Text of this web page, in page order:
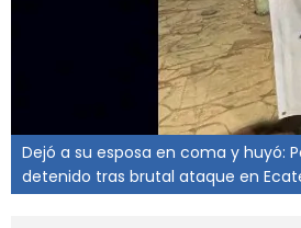
Dejó a su esposa en coma y huyó:
detenido tras brutal ataque en